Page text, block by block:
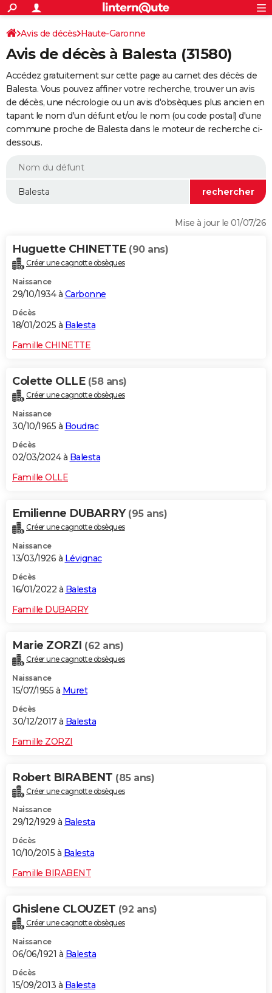
ACTUALITÉS
Politique
Société
Faits Divers
Education
Monde
Villes
+
SPORT
Coupe du monde 2026
Football
Tennis
Cyclisme
Rugby
Forum
Programme TV
TNT
Streaming
Cinéma
Sorties cinéma
Musique
+
FINANCE
Retraite
Epargne
Immobilier
Risques naturels par ville
Assurance
AUTO
Essais
Réserver un essai
Citadines
Berlines
SUV
Forum auto
+
HIGH-TECH
BRICOLAGE
WEEK-END
Alimentation
Guide de la santé
Maladies
Médicaments
Sommeil
VOYAGE
Destinations
City break
Voyage nature
Voyage de noces
Forum
Climat
+PHOTO
GUIDES D'ACHAT
Carte de Noël
Carte Bonne année
Carte Saint-Valentin
Carte Pâques
Carte d'anniversaire
DICTIONNAIRE
Dictionnaire
Biographies
Citations
Expressions
Proverbes
PROGRAMME TV
S'inscrire
Se connecter
Lycées
Collèges
Primaires
Universités
Entreprises
Service militaire
Avis de recherche
AVIS DE DÉCÈS
FORUM
Bricolage
Lifestyle
Culture
Television
Voyage
Cinema
Connexion
Avis de décès Haute-Garonne
Avis de décès à Balesta (31580)
Accédez gratuitement sur cette page au carnet des décès de
Balesta. Vous pouvez affiner votre recherche, trouver un avis
de décès, une nécrologie ou un avis d'obsèques plus ancien en
tapant le nom d'un défunt et/ou le nom (ou code postal) d'une
commune proche de Balesta dans le moteur de recherche ci-
dessous.
Mise à jour le 01/07/26
Huguette CHINETTE (90 ans)
Créer une cagnotte obsèques
Naissance
29/10/1934 à Carbonne
Décès
18/01/2025 à Balesta
Famille CHINETTE
Colette OLLE (58 ans)
Créer une cagnotte obsèques
Naissance
30/10/1965 à Boudrac
Décès
02/03/2024 à Balesta
Famille OLLE
Emilienne DUBARRY (95 ans)
Créer une cagnotte obsèques
Naissance
13/03/1926 à Lévignac
Décès
16/01/2022 à Balesta
Famille DUBARRY
Marie ZORZI (62 ans)
Créer une cagnotte obsèques
Naissance
15/07/1955 à Muret
Décès
30/12/2017 à Balesta
Famille ZORZI
Robert BIRABENT (85 ans)
Créer une cagnotte obsèques
Naissance
29/12/1929 à Balesta
Décès
10/10/2015 à Balesta
Famille BIRABENT
Ghislene CLOUZET (92 ans)
Créer une cagnotte obsèques
Naissance
06/06/1921 à Balesta
Décès
15/09/2013 à Balesta